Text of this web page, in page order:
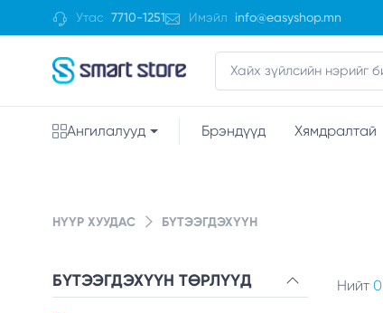
Утас 7710-1251 Имэйл info@easyshop.mn
Ангилалууд Брэндүүд Хямдралтай
НҮҮР ХУУДАС БҮТЭЭГДЭХҮҮН
БҮТЭЭГДЭХҮҮН ТӨРЛҮҮД Нийт 0